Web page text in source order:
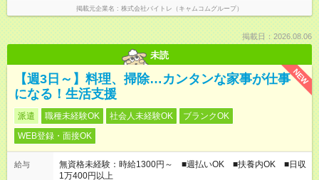
掲載元企業名 株式会社バイトレ（キャムコムグループ）
掲載日：2026.08.06
未読
NEW
【週3日～】料理、掃除…カンタンな家事が仕事
になる！生活支援
派遣 職種未経験OK 社会人未経験OK
ブランクOK
WEB登録・面接OK
給与
無資格未経験：時給1300円～ ■週払いOK ■扶養内OK ■日収
1万400円以上